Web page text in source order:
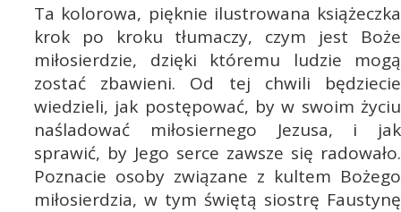
Ta kolorowa, pięknie ilustrowana książeczka
krok po kroku tłumaczy, czym jest Boże
miłosierdzie, dzięki któremu ludzie mogą
zostać zbawieni. Od tej chwili będziecie
wiedzieli, jak postępować, by w swoim życiu
naśladować miłosiernego Jezusa, i jak
sprawić, by Jego serce zawsze się radowało.
Poznacie osoby związane z kultem Bożego
miłosierdzia, w tym świętą siostrę Faustynę